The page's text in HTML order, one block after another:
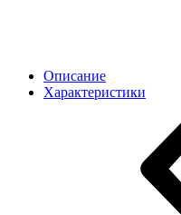
Описание
Характеристики